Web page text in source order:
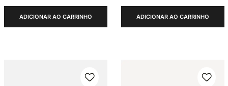
ADICIONAR AO CARRINHO ADICIONAR AO CARRINHO